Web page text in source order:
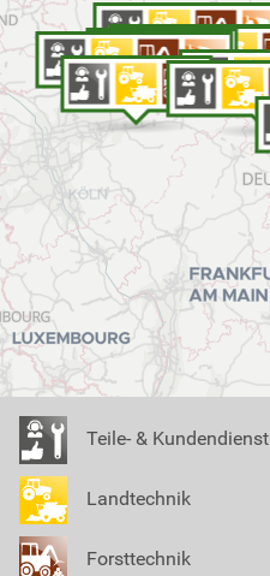
Teile- & Kundendienst
Landtechnik
Forsttechnik